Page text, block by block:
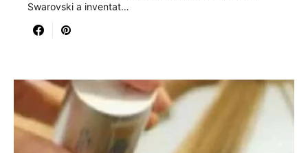
Swarovski a inventat…